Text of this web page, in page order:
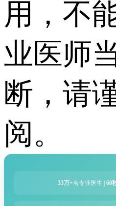
用，不
业医师
断，请
阅。
33万+名专业医生 | 60